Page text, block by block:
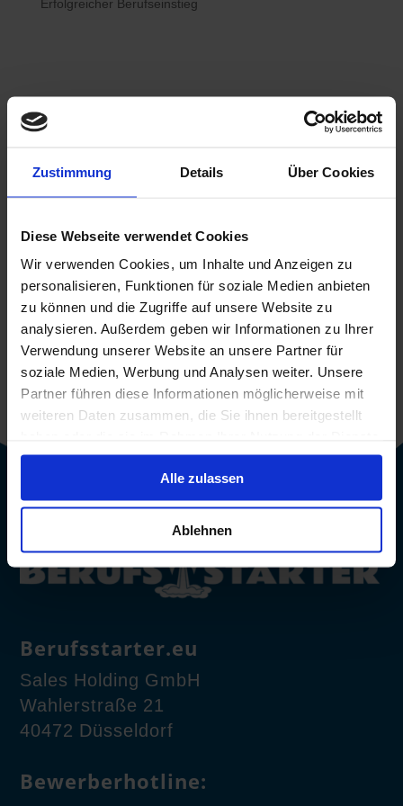
Zustimmung Details Über Cookies
Diese Webseite verwendet Cookies
Wir verwenden Cookies, um Inhalte und Anzeigen zu
personalisieren, Funktionen für soziale Medien anbieten
zu können und die Zugriffe auf unsere Website zu
analysieren. Außerdem geben wir Informationen zu Ihrer
Verwendung unserer Website an unsere Partner für
soziale Medien, Werbung und Analysen weiter. Unsere
Partner führen diese Informationen möglicherweise mit
weiteren Daten zusammen, die Sie ihnen bereitgestellt
gesammelt haben.
Alle zulassen
Ablehnen
 Bewerberhotline
 WhatsApp
0800 / 7008822
Berufsstarter.eu
Sales Holding GmbH
Wahlerstraße 21
40472 Düsseldorf
Bewerberhotline: